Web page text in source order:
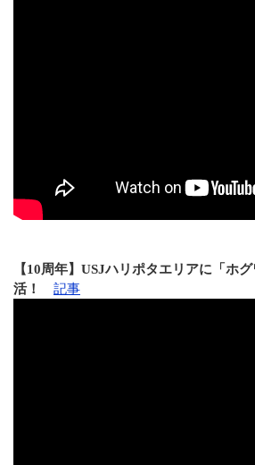
【10周年】USJハリポタエリアに「ホ
活！
記事